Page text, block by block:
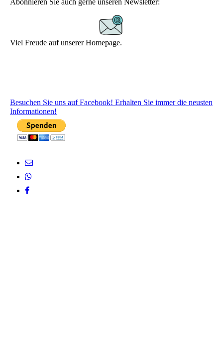
Abonnieren Sie auch gerne unseren Newsletter:
Viel Freude auf unserer Homepage.
Besuchen Sie uns auf Facebook! Erhalten Sie immer die neusten
Informationen!